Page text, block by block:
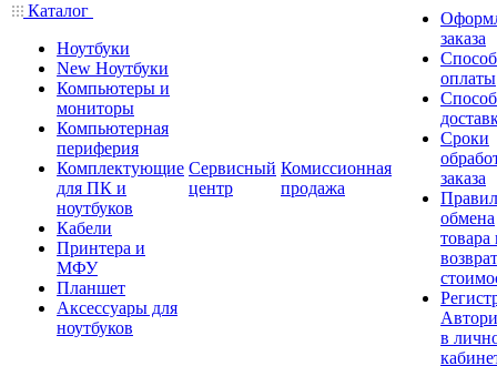
Каталог
Ноутбуки
New Ноутбуки
Компьютеры и
мониторы
Компьютерная
периферия
Комплектующие
для ПК и
ноутбуков
Кабели
Принтера и
МФУ
Планшет
Аксессуары для
ноутбуков
Сервисный
центр
Комиссионная
продажа
заказа
оплаты
Сроки
заказа
обмена
товара
в